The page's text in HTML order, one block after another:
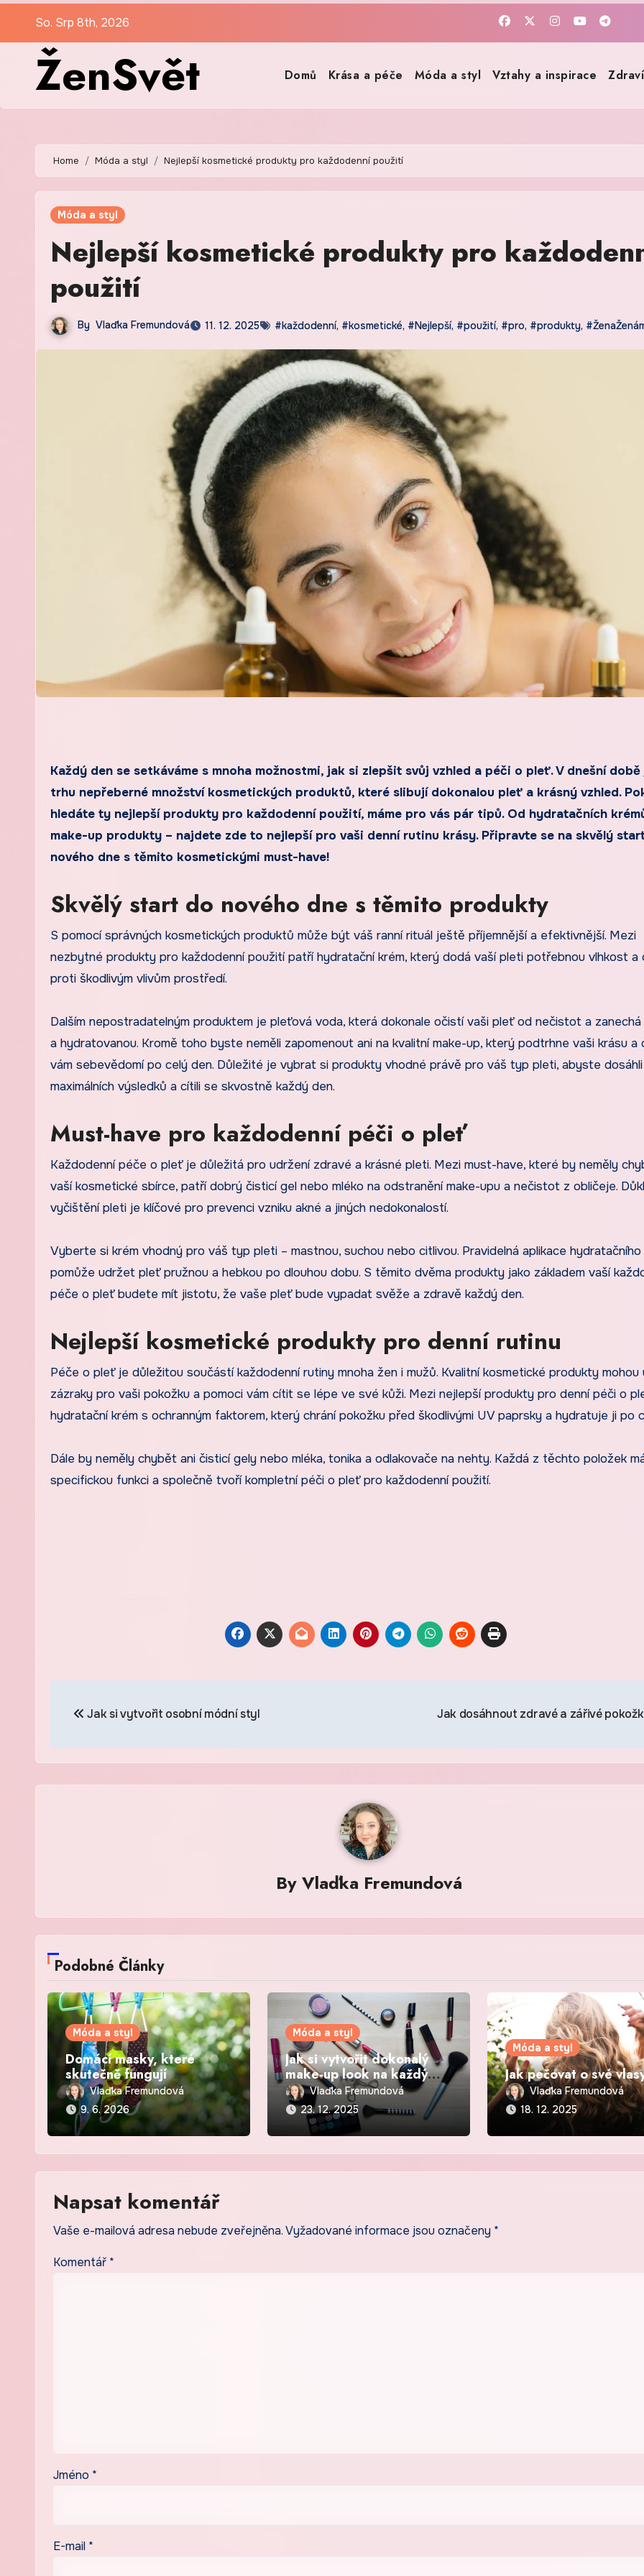
content
So. Srp 8th, 2026
ŽenSvět Domů Krása a péče Móda a styl Vztahy a inspirace
Home Móda a styl Nejlepší kosmetické produkty pro každodenní použití
Móda a styl
Nejlepší kosmetické produkty pro
použití
By Vlaďka Fremundová 11. 12. 2025 #každodenní, #kosmetické, #Nejlepší, #použití, #pro, #produkty,
Každý den se setkáváme s mnoha možnostmi, jak si zlepšit svůj vzhled a péči o pleť. V dnešní době je na
trhu nepřeberné množství kosmetických produktů, které slibují dokonalou pleť a krásný vzhled.
hledáte ty nejlepší produkty pro každodenní použití, máme pro vás pár tipů. Od hydratačních
make-up produkty – najdete zde to nejlepší pro vaši denní rutinu krásy. Připravte se na skvělý
nového dne s těmito kosmetickými must-have!
Skvělý start do nového dne s těmito produkty
S pomocí správných kosmetických produktů může být váš ranní rituál ještě příjemnější a efektivnější. Mezi
nezbytné produkty pro každodenní použití patří hydratační krém, který dodá vaší pleti potřebnou vlhkost a
proti škodlivým vlivům prostředí.
Dalším nepostradatelným produktem je pleťová voda, která dokonale očistí vaši pleť od nečistot a
a hydratovanou. Kromě toho byste neměli zapomenout ani na kvalitní make-up, který podtrhne vaši krásu a
vám sebevědomí po celý den. Důležité je vybrat si produkty vhodné právě pro váš typ pleti, abyste dosáhli
maximálních výsledků a cítili se skvostně každý den.
Must-have pro každodenní péči o pleť
Každodenní péče o pleť je důležitá pro udržení zdravé a krásné pleti. Mezi must-have, které by neměly
vaší kosmetické sbírce, patří dobrý čisticí gel nebo mléko na odstranění make-upu a nečistot z obličeje.
vyčištění pleti je klíčové pro prevenci vzniku akné a jiných nedokonalostí.
Vyberte si krém vhodný pro váš typ pleti – mastnou, suchou nebo citlivou. Pravidelná aplikace hydratačního
pomůže udržet pleť pružnou a hebkou po dlouhou dobu. S těmito dvěma produkty jako základem vaší
péče o pleť budete mít jistotu, že vaše pleť bude vypadat svěže a zdravě každý den.
Nejlepší kosmetické produkty pro denní rutinu
Péče o pleť je důležitou součástí každodenní rutiny mnoha žen i mužů. Kvalitní kosmetické produkty mohou
zázraky pro vaši pokožku a pomoci vám cítit se lépe ve své kůži. Mezi nejlepší produkty pro denní péči o
hydratační krém s ochranným faktorem, který chrání pokožku před škodlivými UV paprsky a hydratuje ji po
Dále by neměly chybět ani čisticí gely nebo mléka, tonika a odlakovače na nehty. Každá z těchto položek
specifickou funkci a společně tvoří kompletní péči o pleť pro každodenní použití.
pro Jak si vytvořit osobní módní styl Jak dosáhnout zdravé a zářivé
By Vlaďka Fremundová
Podobné Články
Móda a styl
Domácí masky, které
skutečně fungují
Vlaďka Fremundová
9. 6. 2026
Móda a styl
Jak si vytvořit dokonalý
make-up look na každý
denVlaďka Fremundová
23. 12. 2025
Móda a styl
Jak pečovat o své
Vlaďka Fremundová
18. 12. 2025
Napsat komentář
Vaše e-mailová adresa nebude zveřejněna.Vyžadované informace jsou označeny *
Komentář *
Jméno *
E-mail *